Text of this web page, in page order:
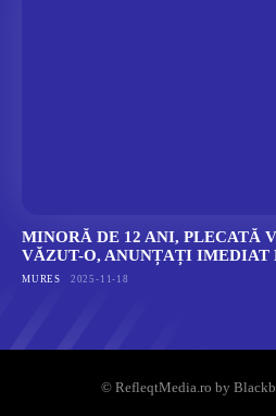
MINORĂ DE 12 ANI, PLECATĂ
VĂZUT-O, ANUNȚAȚI IMEDIAT
MURES 2025-11-18
© RefleqtMedia.ro by